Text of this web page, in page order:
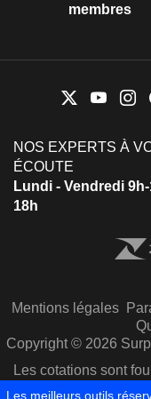
membres
NOS EXPERTS À
ÉCOUTE
Lundi - Vendredi
18h
Mentions légales
Copyright © 2026
Les cotations sont
Les meilleurs outils